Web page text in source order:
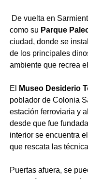
De vuelta en
como su Parque
ciudad, donde se
de los principales
ambiente que recrea
El Museo Desiderio
poblador de Colonia
estación ferroviaria y
desde que fue
interior se encuentra el
que rescata las
Puertas afuera, se